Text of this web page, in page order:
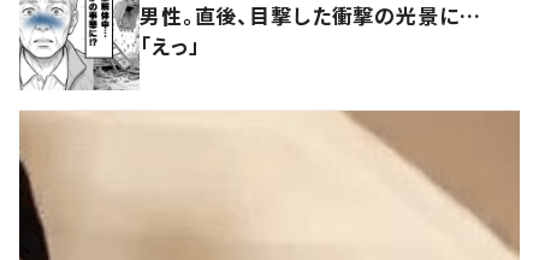
男性。直後、目撃した衝撃の光景に…
「えっ」